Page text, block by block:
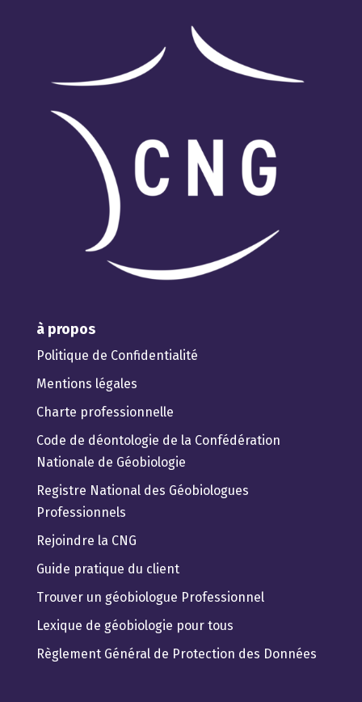
à propos
Politique de Confidentialité
Mentions légales
Charte professionnelle
Code de déontologie de la Confédération
Nationale de Géobiologie
Registre National des Géobiologues
Professionnels
Rejoindre la CNG
Guide pratique du client
Trouver un géobiologue Professionnel
Lexique de géobiologie pour tous
Règlement Général de Protection des Données